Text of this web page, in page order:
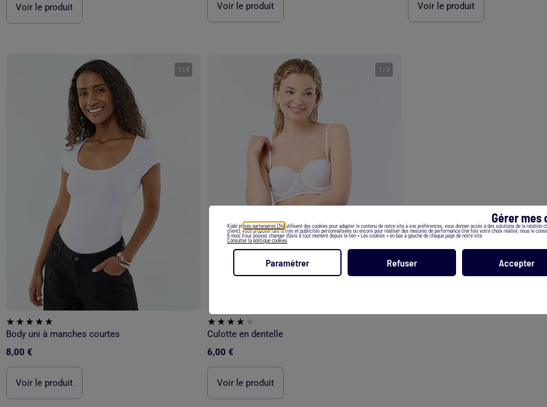
Gérer mes
Kiabi et ses partenaires (34) utilisent des cookies pour adapter le contenu de notre site à vos préférences, vous donner accès à des solutions de la relation
client), vous proposer des offres et publicités personnalisées ou encore pour réaliser des mesures de performance.Une fois votre choix réalisé, nous le
6 mois.Vous pouvez changer d’avis à tout moment depuis le lien « Les cookies » en bas à gauche de chaque page de notre site.
Consulter la politique cookies
Paramétrer Refuser Accepter
Voir le produit Voir le produit Voir le produit
1 /4
Body uni à manches courtes
8,00 €
Voir le produit
1 / 3
Culotte en dentelle
6,00 €
Voir le produit